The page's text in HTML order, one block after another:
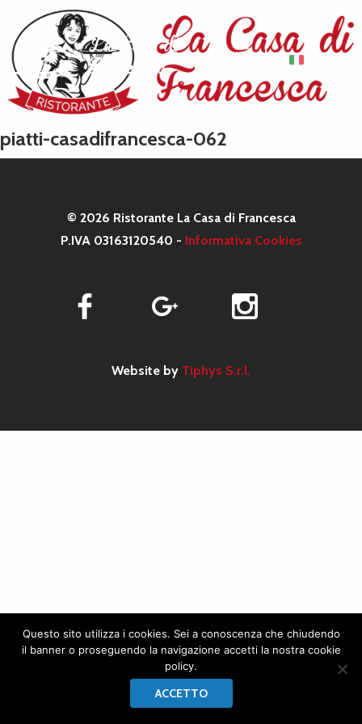
piatti-casadifrancesca-062
© 2026 Ristorante La Casa di Francesca
P.IVA 03163120540 - Informativa Cookies
Website by Tiphys S.r.l.
Questo sito utilizza i cookies. Sei a conoscenza che chiudendo
il banner o proseguendo la navigazione accetti la nostra cookie
policy.
ACCETTO